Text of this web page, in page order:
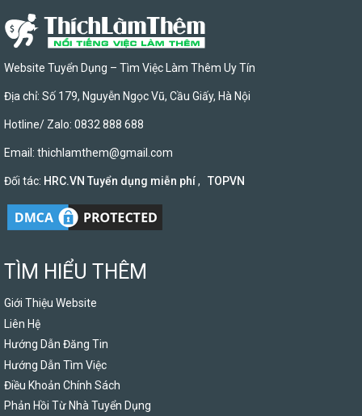
Website Tuyển Dụng – Tìm Việc Làm Thêm Uy Tín
Địa chỉ: Số 179, Nguyễn Ngọc Vũ, Cầu Giấy, Hà Nội
Hotline/ Zalo: 0832 888 688
Email: thichlamthem@gmail.com
Đối tác: HRC.VN Tuyển dụng miễn phí, TOPVN
TÌM HIỂU THÊM
Giới Thiệu Website
Liên Hệ
Hướng Dẫn Đăng Tin
Hướng Dẫn Tìm Việc
Điều Khoản Chính Sách
Phản Hồi Từ Nhà Tuyển Dụng